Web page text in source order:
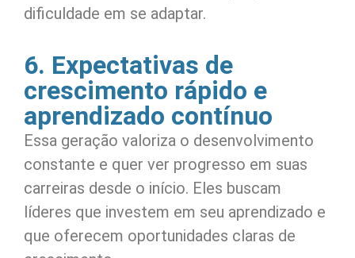
dificuldade em se adaptar.
6. Expectativas de
crescimento rápido e
aprendizado contínuo
Essa geração valoriza o desenvolvimento
constante e quer ver progresso em suas
carreiras desde o início. Eles buscam
líderes que investem em seu aprendizado e
que oferecem oportunidades claras de